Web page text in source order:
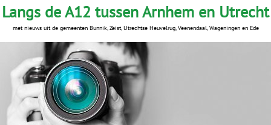
Langs de A12 tussen Arnhem en Utrecht
met nieuws uit de gemeenten Bunnik, Zeist, Utrechtse Heuvelrug, Veenendaal, Wageningen en Ede